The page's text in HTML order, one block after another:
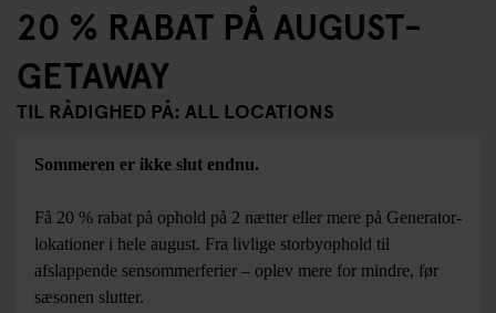
20 % RABAT PÅ AUGUST-
GETAWAY
TIL RÅDIGHED PÅ: ALL LOCATIONS
Sommeren er ikke slut endnu.
Få 20 % rabat på ophold på 2 nætter eller mere på Generator-
lokationer i hele august. Fra livlige storbyophold til
afslappende sensommerferier – oplev mere for mindre, før
sæsonen slutter.